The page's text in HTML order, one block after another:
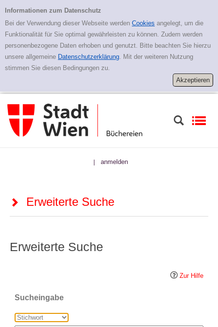
Erweiterte Suche
Informationen zum Datenschutz
Bei der Verwendung dieser Webseite werden Cookies angelegt, um die
Funktionalität für Sie optimal gewährleisten zu können. Zudem werden
personenbezogene Daten erhoben und genutzt. Bitte beachten Sie hierzu
unsere allgemeine Datenschutzerklärung. Mit der weiteren Nutzung
stimmen Sie diesen Bedingungen zu.
| anmelden
Erweiterte Suche
Erweiterte Suche
Zur Hilfe
Sucheingabe